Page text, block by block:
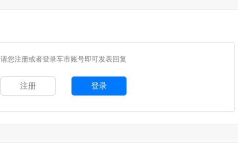
请您注册或者登录车市账号即可发表回复
注册 登录